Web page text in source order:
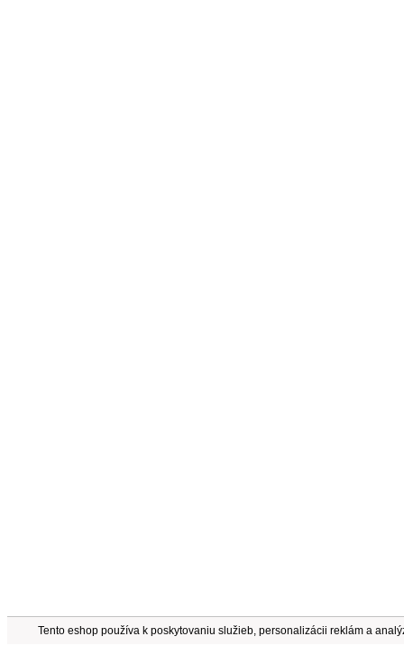
Tento eshop používa k poskytovaniu služieb, personalizácii reklám a